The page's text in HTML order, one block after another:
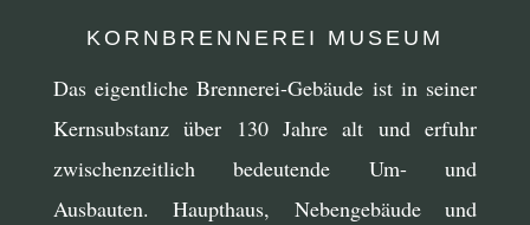
KORNBRENNEREI MUSEUM
Das eigentliche Brennerei-Gebäude ist in seiner
Kernsubstanz über 130 Jahre alt und erfuhr
zwischenzeitlich bedeutende Um- und
Ausbauten. Haupthaus, Nebengebäude und